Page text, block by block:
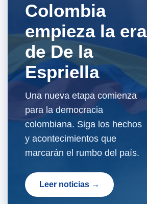
Colombia
empieza la era
de De la
Espriella
Una nueva etapa comienza
para la democracia
colombiana. Siga los hechos
y acontecimientos que
marcarán el rumbo del país.
Leer noticias →